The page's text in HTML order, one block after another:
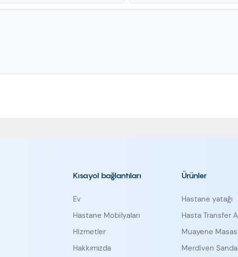
Kısayol bağlantıları
Ev
Hastane Mobilyaları
Hizmetler
Hakkımızda
Ürünler
Hastane yatağı
Hasta Transfer
Muayene
Merdiven